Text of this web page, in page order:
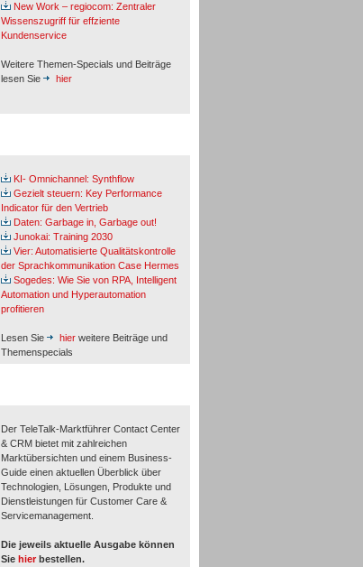
New Work – regiocom: Zentraler
Wissenszugriff für effziente
Kundenservice
Weitere Themen-Specials und Beiträge
lesen Sie
hier
KI- Omnichannel: Synthflow
Gezielt steuern: Key Performance
Indicator für den Vertrieb
Daten: Garbage in, Garbage out!
Junokai: Training 2030
Vier: Automatisierte Qualitätskontrolle
der Sprachkommunikation Case Hermes
Sogedes: Wie Sie von RPA, Intelligent
Automation und Hyperautomation
profitieren
Lesen Sie hier weitere Beiträge und
Themenspecials
Der TeleTalk-Marktführer Contact Center
& CRM bietet mit zahlreichen
Marktübersichten und einem Business-
Guide einen aktuellen Überblick über
Technologien, Lösungen, Produkte und
Dienstleistungen für Customer Care &
Servicemanagement.
Die jeweils aktuelle Ausgabe können
Sie hier bestellen.